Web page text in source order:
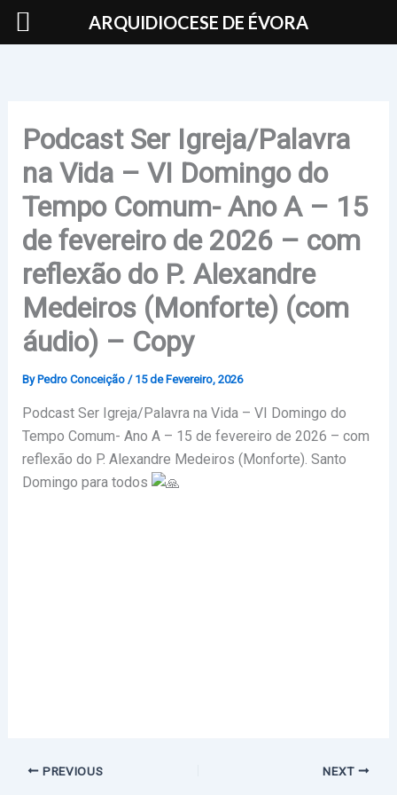
Skip
Podcast Ser Igreja/Palavra
na Vida – VI Domingo do
Tempo Comum- Ano A – 15
de fevereiro de 2026 – com
reflexão do P. Alexandre
Medeiros (Monforte) (com
áudio) – Copy
By Pedro Conceição / 15 de Fevereiro, 2026
Podcast Ser Igreja/Palavra na Vida – VI Domingo do
Tempo Comum- Ano A – 15 de fevereiro de 2026 – com
reflexão do P. Alexandre Medeiros (Monforte). Santo
Domingo para todos
PREVIOUS NEXT
ARQUIDIOCESE DE ÉVORA